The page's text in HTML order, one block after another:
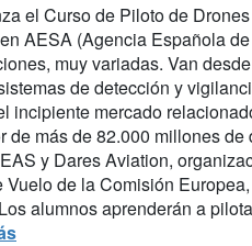
el Curso de Piloto de
AESA (Agencia Española
muy variadas. Van
de detección y
incipiente mercado
de más de 82.000 millones
y Dares Aviation,
de la Comisión
Los alumnos aprenderán a